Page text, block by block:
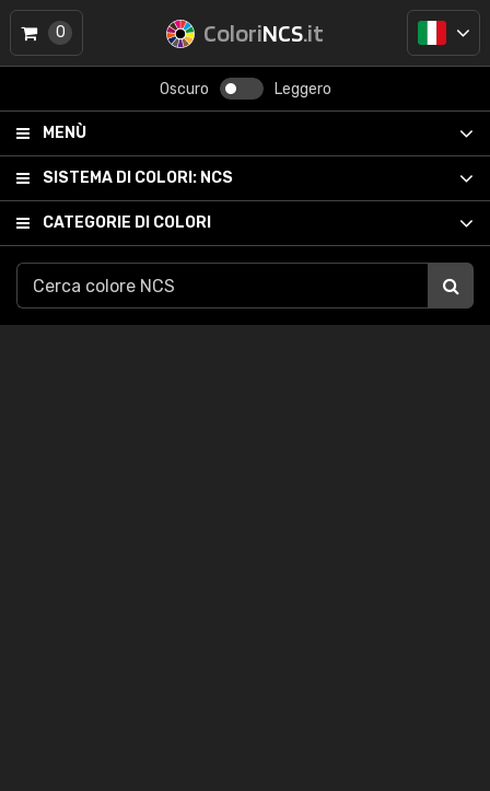
ColoriNCS.it
Oscuro Leggero
MENÙ
SISTEMA DI COLORI: NCS
CATEGORIE DI COLORI
0